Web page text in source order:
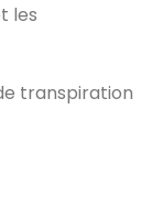
les
transpiration